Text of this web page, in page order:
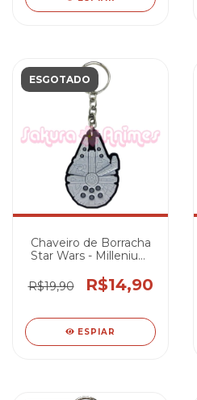
ESGOTADO
Chaveiro de Borracha
Star Wars - Millenium
R$19,90
R$14,90
ESPIAR